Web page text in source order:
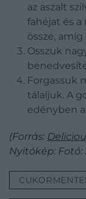
az aszalt
fahéjat és a
össze,
Osszuk
Forgassuk
tálaljuk. A
edényben
(Forrás:
Nyitókép: